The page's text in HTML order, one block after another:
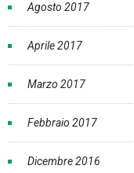
Agosto 2017
Aprile 2017
Marzo 2017
Febbraio 2017
Dicembre 2016